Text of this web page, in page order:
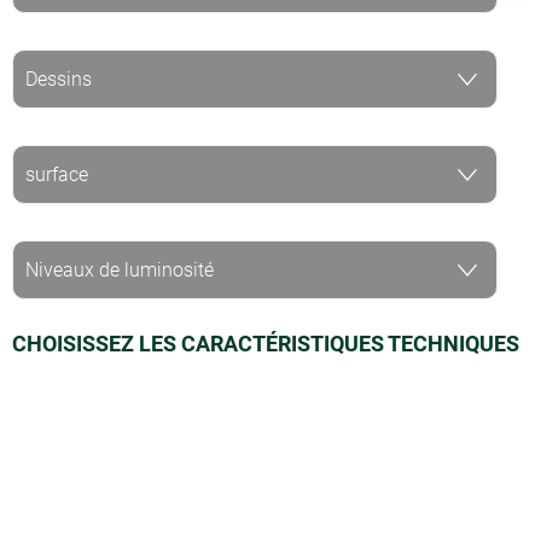
CHOISISSEZ LES CARACTÉRISTIQUES TECHNIQUES